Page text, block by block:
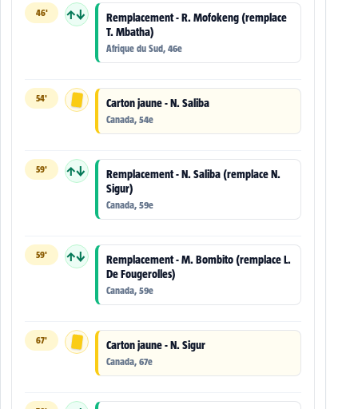
46' ↑↓
Remplacement - R. Mofokeng (remplace
T. Mbatha)
Afrique du Sud, 46e
54' Carton jaune - N. Saliba
Canada, 54e
59' ↑↓
Remplacement - N. Saliba (remplace N.
Sigur)
Canada, 59e
59' ↑↓
Remplacement - M. Bombito (remplace L.
De Fougerolles)
Canada, 59e
67' Carton jaune - N. Sigur
Canada, 67e